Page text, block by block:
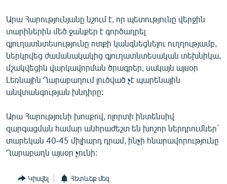
Արա Հարությունյանը նշում է, որ պետությունը վերջին
տարիներին մեծ ջանքեր է գործադրել
գյուղատնտեսությունը ոտքի կանգնեցնելու ուղղությամբ,
ներկրվեց ժամանակակից գյուղատնտեսական տեխնիկա,
մշակվեցին վարկավորման ծրագրեր, սակայն այսօր
Լեռնային Ղարաբաղում լուծված չէ պարենային
անվտանգության խնդիրը:
Արա Հարությունի խոսքով, ոլորտի ինտենսիվ
զարգացման համար անհրաժեշտ են խոշոր ներդրումներ`
տարեկան 40-45 միլիարդ դրամ, ինչի հնարավորությունը
Ղարաբաղն այսօր չունի:
Կիսվել Հետևեք մեզ